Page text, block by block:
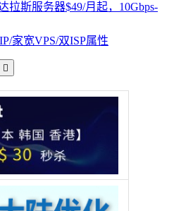
拉斯服务器$49/月起，10Gbps-
家宽VPS/双ISP属性
